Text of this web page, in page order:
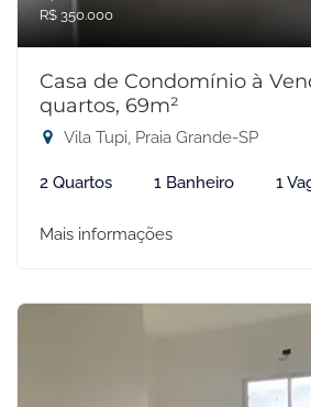
R$ 350.000
Casa de Condomínio à
quartos, 69m²
Vila Tupi, Praia Grande-SP
2 Quartos 1 Banheiro 1
Mais informações